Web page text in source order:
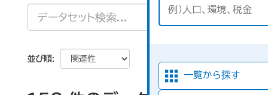
一覧から探す
並び順